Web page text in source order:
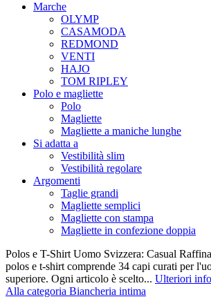
Marche
OLYMP
CASAMODA
REDMOND
VENTI
HAJO
TOM RIPLEY
Polo e magliette
Polo
Magliette
Magliette a maniche lunghe
Si adatta a
Vestibilità slim
Vestibilità regolare
Argomenti
Taglie grandi
Magliette semplici
Magliette con stampa
Magliette in confezione doppia
Polos e T-Shirt Uomo Svizzera: Casual
polos e t-shirt comprende 34 capi curati per
superiore. Ogni articolo è scelto... Ulteriori
Alla categoria Biancheria intima